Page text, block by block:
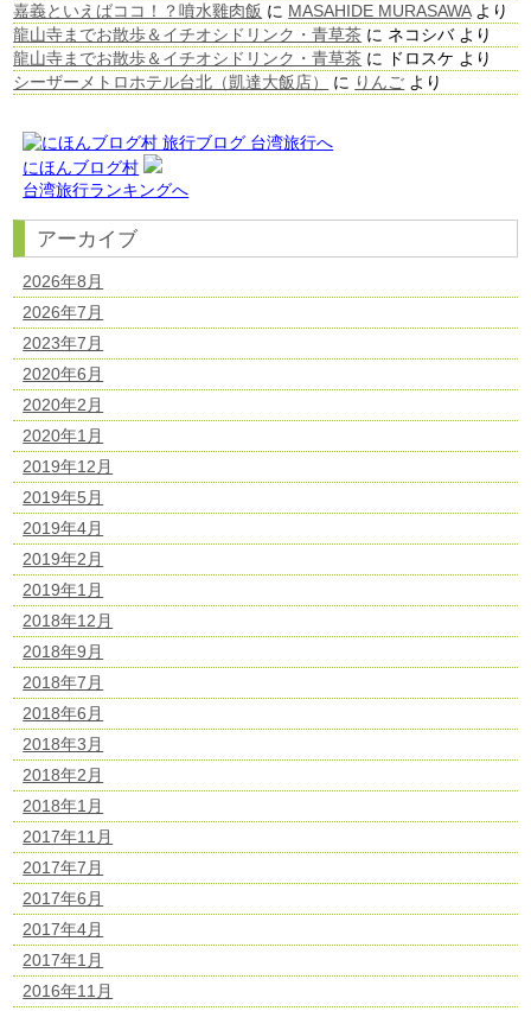
嘉義といえばココ！？噴水雞肉飯 に MASAHIDE MURASAWAより
龍山寺までお散歩＆イチオシドリンク・青草茶 に ネコシバより
龍山寺までお散歩＆イチオシドリンク・青草茶 に ドロスケ より
シーザーメトロホテル台北（凱達大飯店）
に りんご より
にほんブログ村
台湾旅行ランキングへ
アーカイブ
2026年8月
2026年7月
2023年7月
2020年6月
2020年2月
2020年1月
2019年12月
2019年5月
2019年4月
2019年2月
2019年1月
2018年12月
2018年9月
2018年7月
2018年6月
2018年3月
2018年2月
2018年1月
2017年11月
2017年7月
2017年6月
2017年4月
2017年1月
2016年11月